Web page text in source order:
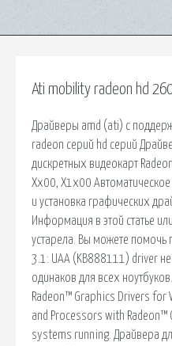
Ati mobility radeon hd
Драйверы amd (ati) с
radeon серий hd серий
дискретных видеокарт
Xx00, X1x00
и установка графических
Информация в этой статье
устарела. Вы можете помочь
3.1: UAA (KB888111) driver
одинаков для всех
Radeon™ Graphics Drivers for
and Processors with Radeon™
systems running. Драйвера